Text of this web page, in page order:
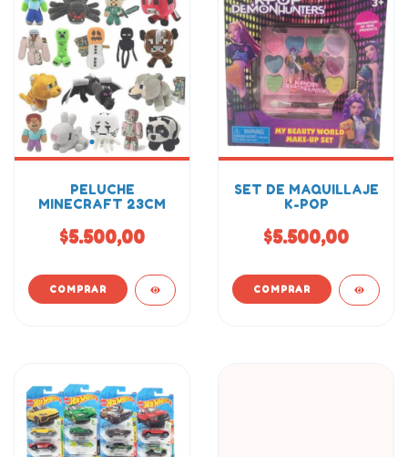
PELUCHE
MINECRAFT 23CM
$5.500,00
SET DE MAQUILLAJE
K-POP
$5.500,00